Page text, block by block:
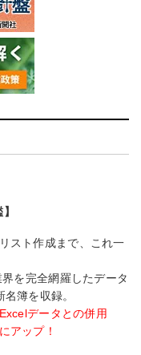
スト作成まで、これ一
を完全網羅したデータ
簿を収録。
データとの併用
アップ！